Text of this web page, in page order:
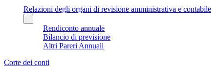
Relazioni degli organi di revisione amministrativa e contabile
Rendiconto annuale
Bilancio di previsione
Altri Pareri Annuali
Corte dei conti